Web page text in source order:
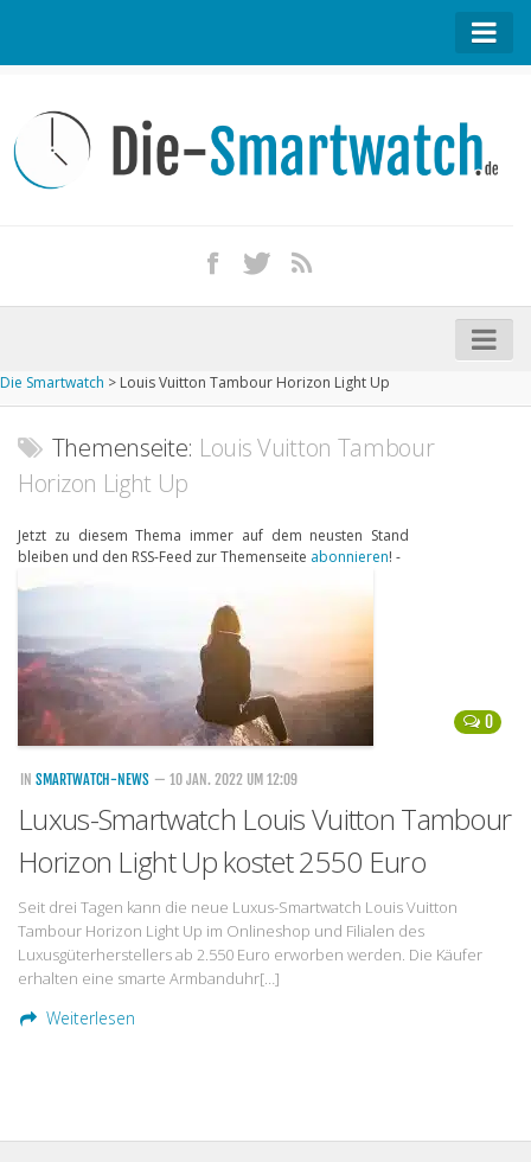
Kontakt / Tipp geben
Impressum
iPhone kaufen
Startseite
Aktuelle Smartwatches im Test
Kommende Smartwatches
Marken und Modelle
Smartphonetarife
Datentarife
Smartphonetarife
Prepaid-Tarife
Datentarife
Flatrate-Prepaidtarife
Mobilfunk-Vergleichsrechner
Mobilfunk-Tarifrechner
Flatrate-Datentarife
Die Smartwatch > Louis Vuitton Tambour Horizon Light Up
Themenseite: Louis Vuitton Tambour
Horizon Light Up
Jetzt zu diesem Thema immer auf dem neusten Stand
bleiben und den RSS-Feed zur Themenseite abonnieren! -
0
IN SMARTWATCH-NEWS — 10 JAN. 2022 UM 12:09
Luxus-Smartwatch Louis Vuitton Tambour
Horizon Light Up kostet 2550 Euro
Seit drei Tagen kann die neue Luxus-Smartwatch Louis Vuitton
Tambour Horizon Light Up im Onlineshop und Filialen des
Luxusgüterherstellers ab 2.550 Euro erworben werden. Die Käufer
erhalten eine smarte Armbanduhr[…]
Weiterlesen